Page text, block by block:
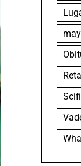
Scifi